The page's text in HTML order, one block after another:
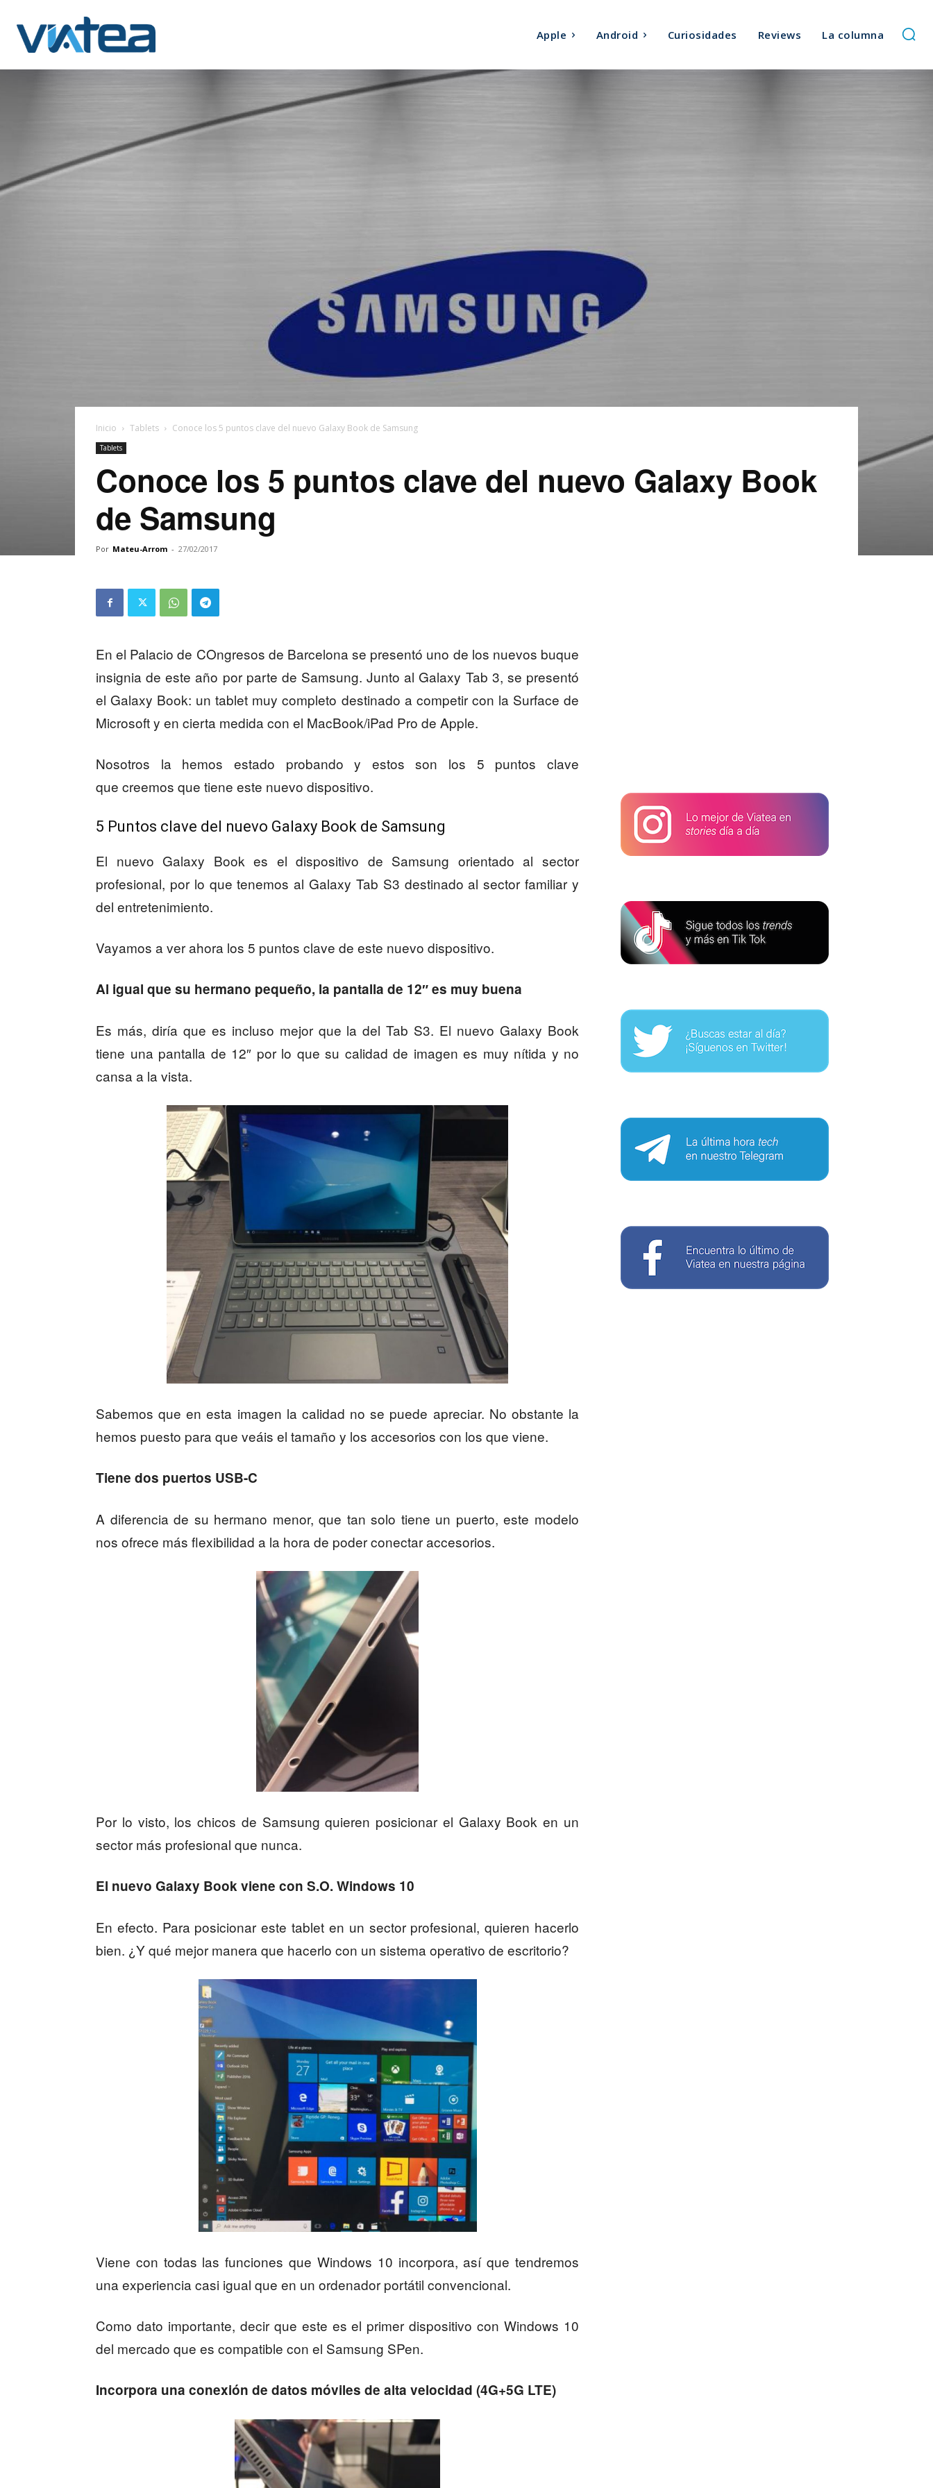
Apple Android Curiosidades Reviews La columna
Inicio Tablets Conoce los 5 puntos clave del nuevo Galaxy Book de Samsung
Tablets
Conoce los 5 puntos clave del nuevo Galaxy Book
de Samsung
Por Mateu-Arrom - 27/02/2017
En el Palacio de COngresos de Barcelona se presentó uno de los nuevos buque
insignia de este año por parte de Samsung. Junto al Galaxy Tab 3, se presentó
el Galaxy Book: un tablet muy completo destinado a competir con la Surface de
Microsoft y en cierta medida con el MacBook/iPad Pro de Apple.
Nosotros la hemos estado probando y estos son los 5 puntos clave
que creemos que tiene este nuevo dispositivo.
5 Puntos clave del nuevo Galaxy Book de Samsung
El nuevo Galaxy Book es el dispositivo de Samsung orientado al sector
profesional, por lo que tenemos al Galaxy Tab S3 destinado al sector familiar y
del entretenimiento.
Vayamos a ver ahora los 5 puntos clave de este nuevo dispositivo.
Al igual que su hermano pequeño, la pantalla de 12″ es muy buena
Es más, diría que es incluso mejor que la del Tab S3. El nuevo Galaxy Book
tiene una pantalla de 12″ por lo que su calidad de imagen es muy nítida y no
cansa a la vista.
Sabemos que en esta imagen la calidad no se puede apreciar. No obstante la
hemos puesto para que veáis el tamaño y los accesorios con los que viene.
Tiene dos puertos USB-C
A diferencia de su hermano menor, que tan solo tiene un puerto, este modelo
nos ofrece más flexibilidad a la hora de poder conectar accesorios.
Por lo visto, los chicos de Samsung quieren posicionar el Galaxy Book en un
sector más profesional que nunca.
El nuevo Galaxy Book viene con S.O. Windows 10
En efecto. Para posicionar este tablet en un sector profesional, quieren hacerlo
bien. ¿Y qué mejor manera que hacerlo con un sistema operativo de escritorio?
Viene con todas las funciones que Windows 10 incorpora, así que tendremos
una experiencia casi igual que en un ordenador portátil convencional.
Como dato importante, decir que este es el primer dispositivo con Windows 10
del mercado que es compatible con el Samsung SPen.
Incorpora una conexión de datos móviles de alta velocidad (4G+5G LTE)